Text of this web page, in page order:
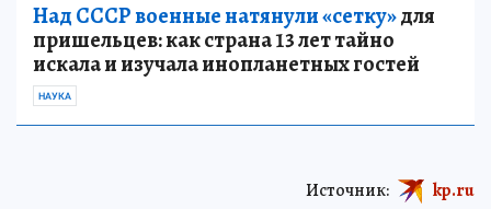
Над СССР военные натянули «сетку»для
пришельцев: как страна 13 лет тайно
искала и изучала инопланетных гостей
НАУКА
Источник: kp.ru